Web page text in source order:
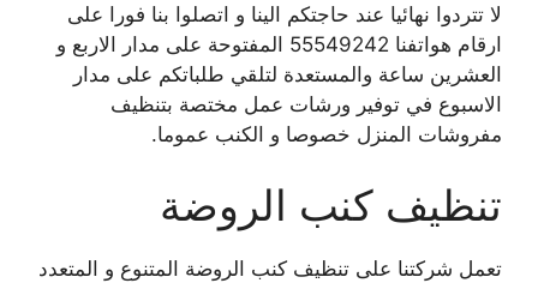
لا تتردوا نهائيا عند حاجتكم الينا و اتصلوا بنا فورا على
ارقام هواتفنا 55549242 المفتوحة على مدار الاربع و
العشرين ساعة والمستعدة لتلقي طلباتكم على مدار
الاسبوع في توفير ورشات عمل مختصة بتنظيف
مفروشات المنزل خصوصا و الكنب عموما.
تنظيف كنب الروضة
تعمل شركتنا على تنظيف كنب الروضة المتنوع و المتعدد